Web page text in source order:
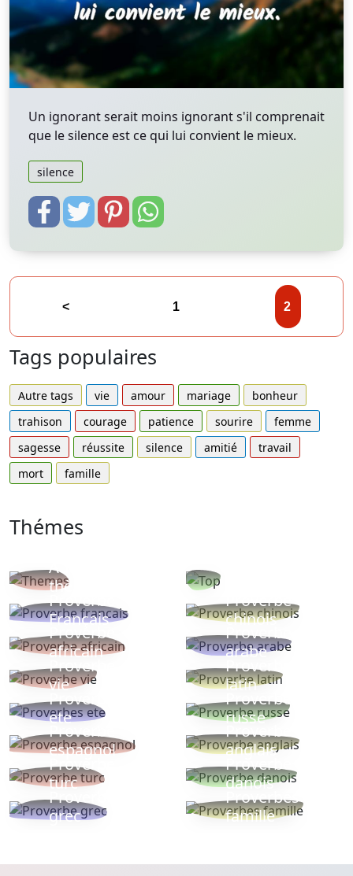
Un ignorant serait moins ignorant s'il comprenait
que le silence est ce qui lui convient le mieux.
silence
< 1 2
Tags populaires
Autre tags vie amour mariage
bonheur
trahison
courage patience sourire
femme
sagesse
réussite silence amitié
travail
mort
famille
Thémes
Autres
thèmes
Proverbe
Français
Proverbe
chinois
Proverbe
africain
Proverbe
arabe
Proverbe
vie
Proverbe
latin
Proverbes
ete
Proverbe
russe
Proverbe
espagnol
Proverbe
anglais
Proverbe
turc
Proverbe
danois
Proverbe
grec
Proverbes
famille